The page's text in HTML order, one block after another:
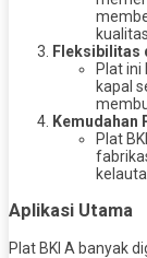
Fleksibilitas
Plat
kapal
Kemudahan
Plat
Aplikasi Utama
Plat BKI A banyak